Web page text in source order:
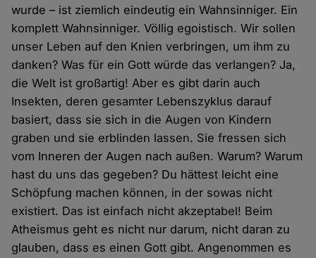
wurde – ist ziemlich eindeutig ein Wahnsinniger. Ein
komplett Wahnsinniger. Völlig egoistisch. Wir sollen
unser Leben auf den Knien verbringen, um ihm zu
danken? Was für ein Gott würde das verlangen? Ja,
die Welt ist großartig! Aber es gibt darin auch
Insekten, deren gesamter Lebenszyklus darauf
basiert, dass sie sich in die Augen von Kindern
graben und sie erblinden lassen. Sie fressen sich
vom Inneren der Augen nach außen. Warum? Warum
hast du uns das gegeben? Du hättest leicht eine
Schöpfung machen können, in der sowas nicht
existiert. Das ist einfach nicht akzeptabel! Beim
Atheismus geht es nicht nur darum, nicht daran zu
glauben, dass es einen Gott gibt. Angenommen es